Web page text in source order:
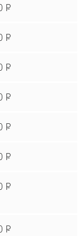
P
P
P
P
P
P
P
P